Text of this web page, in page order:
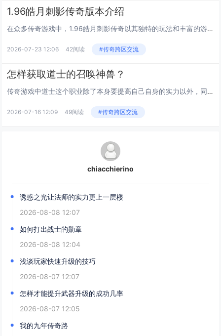
1.96皓月刺影传奇版本介绍
在众多传奇游戏中，1.96皓月刺影传奇以其独特的玩法和丰富的游戏内容，吸引了大量玩家的关注。这个版本在原有的基础上，增...
2026-07-23 12:06 42阅读 #传奇跨区交流
怎样获取道士的召唤神兽？
传奇游戏中道士这个职业除了本身要提高自己自身的实力以外，同时我们也需要把自己的宝宝等级提升上来。因为我们的整体输出和自...
2026-07-16 12:09 49阅读 #传奇跨区交流
chiacchierino
诱惑之光让法师的实力更上一层楼
2026-08-08 12:07
如何打出战士的勋章
2026-08-08 12:04
浅谈玩家快速升级的技巧
2026-08-07 12:07
怎样才能提升武器升级的成功几率
2026-08-07 12:05
我的九年传奇路